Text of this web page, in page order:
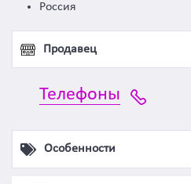
Россия
Продавец
Телефоны
Особенности